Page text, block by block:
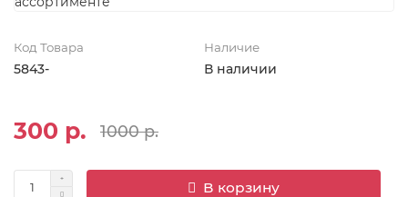
Код Товара
5843-
Наличие
В наличии
300 р. 1000 р.
В корзину